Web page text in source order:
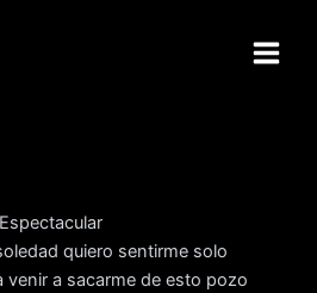
Espectacular
quiero sentirme solo
venir a sacarme de esto pozo